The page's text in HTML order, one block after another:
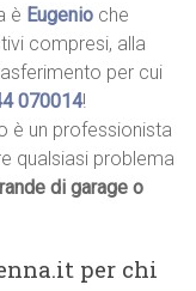
è Eugenio che
compresi, alla
per cui
070014!
è un professionista
qualsiasi problema
di garage o
per chi